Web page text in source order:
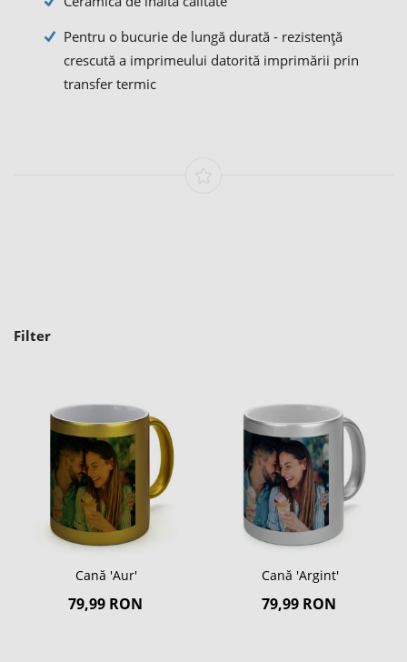
Pentru o bucurie de lungă durată - rezistență
crescută a imprimeului datorită imprimării prin
transfer termic
Filter
Cană 'Aur'
79,99 RON
Cană 'Argint'
79,99 RON